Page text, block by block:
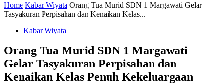
Home Kabar Wiyata Orang Tua Murid SDN 1 Margawati Gelar
Tasyakuran Perpisahan dan Kenaikan Kelas...
Kabar Wiyata
Orang Tua Murid SDN 1 Margawati
Gelar Tasyakuran Perpisahan dan
Kenaikan Kelas Penuh Kekeluargaan